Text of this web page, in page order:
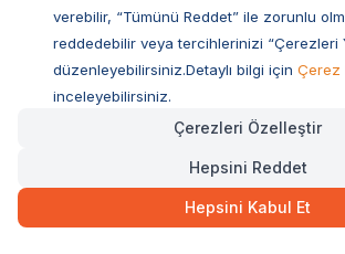
Miratorg
Reflex
Luis
Vetcure
verebilir, “Tümünü Reddet” ile zorunlu
reddedebilir veya tercihlerinizi “Çerezleri
düzenleyebilirsiniz.Detaylı bilgi için Çerez
inceleyebilirsiniz.
Çerezleri Özelleştir
Hepsini Reddet
Hepsini Kabul Et